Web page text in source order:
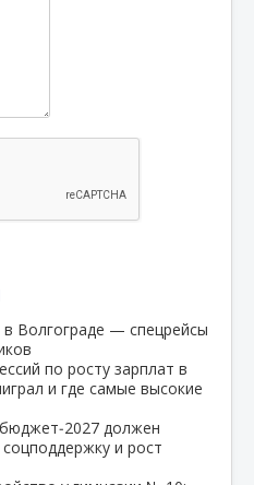
в Волгограде — спецрейсы
по росту зарплат в
и где самые высокие
должен
и рост